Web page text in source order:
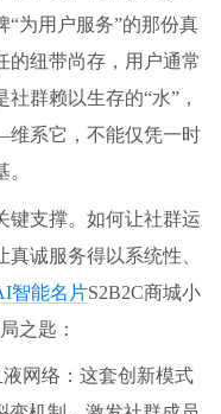
“为用户服务”的那份真
的纽带尚存，用户通常
群赖以生存的“水”，
系它，不能仅凭一时
键支撑。如何让社群运
诚服务得以系统性、
智能名片S2B2C商城小
之匙：
网络：这套创新模式